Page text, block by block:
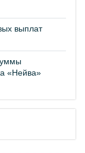
выплат
«Нейва»